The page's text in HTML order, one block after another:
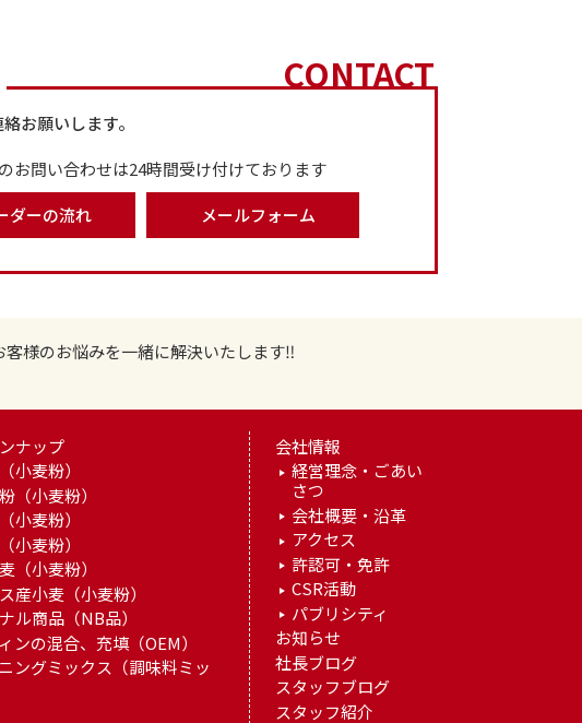
CONTACT
お願いします。
お問い合わせは24時間受け付けております
ダーの流れ
メールフォーム
様のお悩みを一緒に解決いたします‼
ナップ
小麦粉）
（小麦粉）
小麦粉）
小麦粉）
（小麦粉）
産小麦（小麦粉）
ル商品（NB品）
ンの混合、充填（OEM）
ングミックス（調味料ミッ
会社情報
経営理念・ごあい
さつ
会社概要・沿革
アクセス
許認可・免許
CSR活動
パブリシティ
お知らせ
社長ブログ
スタッフブログ
スタッフ紹介